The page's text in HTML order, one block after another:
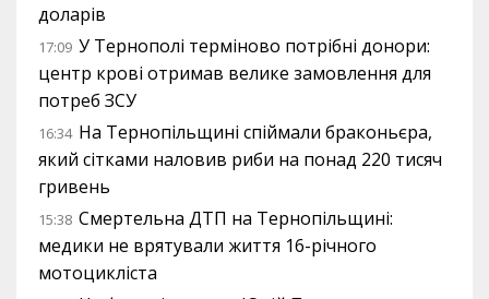
доларів
17:09 У Тернополі терміново потрібні донори:
центр крові отримав велике замовлення для
потреб ЗСУ
16:34 На Тернопільщині спіймали браконьєра,
який сітками наловив риби на понад 220 тисяч
гривень
15:38 Смертельна ДТП на Тернопільщині:
медики не врятували життя 16-річного
мотоцикліста